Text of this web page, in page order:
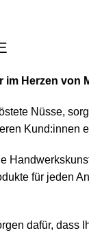
im Herzen von
Nüsse,
Kund:innen
für jeden
dafür, dass